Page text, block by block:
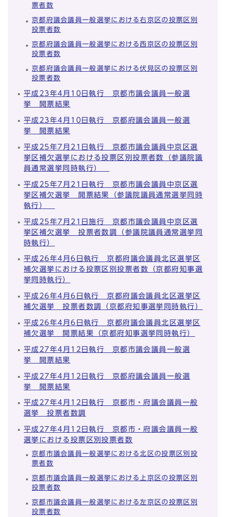
票者数
京都府議会議員一般選挙における右京区の投票区別
投票者数
京都府議会議員一般選挙における西京区の投票区別
投票者数
京都府議会議員一般選挙における伏見区の投票区別
投票者数
平成23年4月10日執行 京都市議会議員一般選
挙 開票結果
平成23年4月10日執行 京都府議会議員一般選
挙 開票結果
平成25年7月21日執行 京都市議会議員中京区選
挙区補欠選挙における投票区別投票者数（参議院議
員通常選挙同時執行）
平成25年7月21日執行 京都市議会議員中京区選
挙区補欠選挙 開票結果（参議院議員通常選挙同時
執行）
平成25年7月21日施行 京都市議会議員中京区選
挙区補欠選挙 投票者数調（参議院議員通常選挙同
時執行）
平成26年4月6日執行 京都府議会議員北区選挙区
補欠選挙における投票区別投票者数（京都府知事選
挙同時執行）
平成26年4月6日執行 京都府議会議員北区選挙区
補欠選挙 投票者数調（京都府知事選挙同時執行）
平成26年4月6日執行 京都府議会議員北区選挙区
補欠選挙 開票結果（京都府知事選挙同時執行）
平成27年4月12日執行 京都市議会議員一般選
挙 開票結果
平成27年4月12日執行 京都府議会議員一般選
挙 開票結果
平成27年4月12日執行 京都市・府議会議員一般
選挙 投票者数調
平成27年4月12日執行 京都市・府議会議員一般
選挙における投票区別投票者数
京都市議会議員一般選挙における北区の投票区別投
票者数
京都市議会議員一般選挙における上京区の投票区別
投票者数
京都市議会議員一般選挙における左京区の投票区別
投票者数